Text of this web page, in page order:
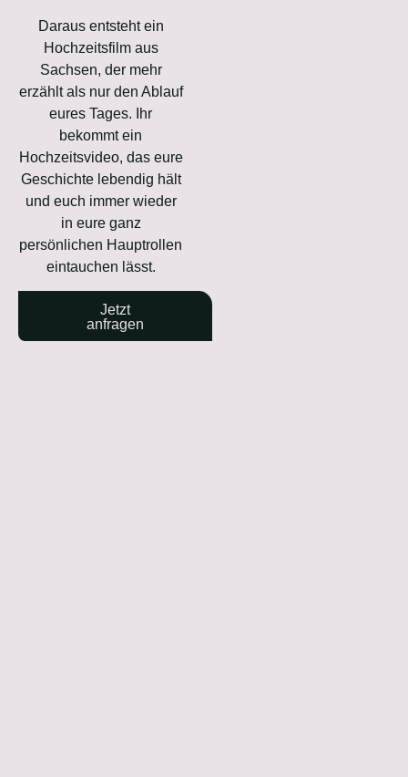
Daraus entsteht ein
Hochzeitsfilm aus
Sachsen, der mehr
erzählt als nur den Ablauf
eures Tages. Ihr
bekommt ein
Hochzeitsvideo, das eure
Geschichte lebendig hält
und euch immer wieder
in eure ganz
persönlichen Hauptrollen
eintauchen lässt.
Jetzt
anfragen